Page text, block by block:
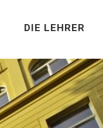
DIE LEHRER